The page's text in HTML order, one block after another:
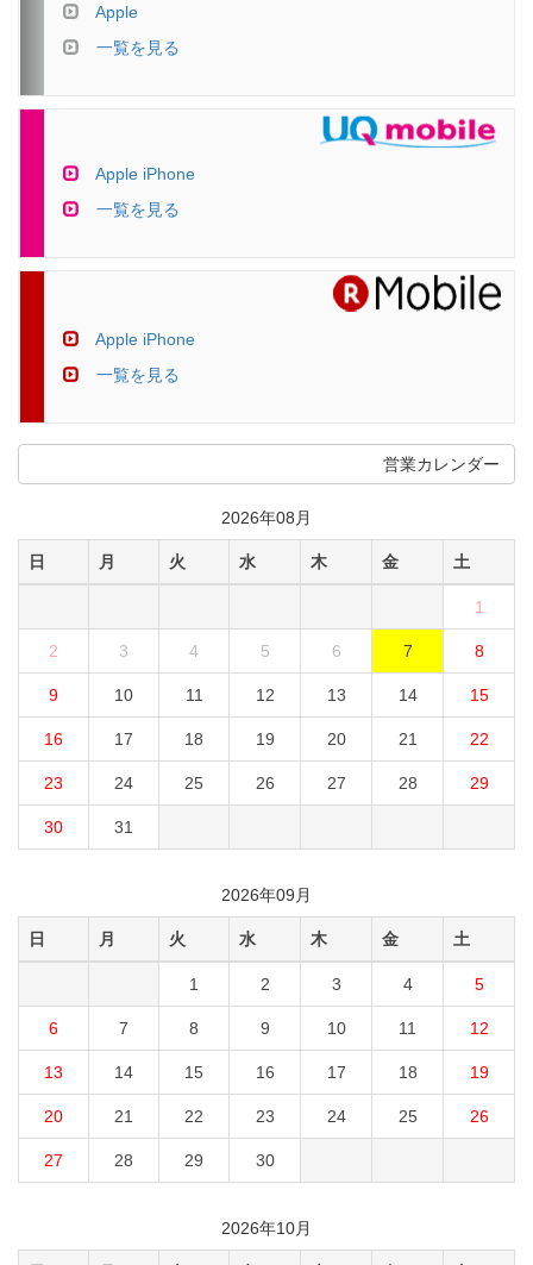
Apple
一覧を見る
Apple iPhone
一覧を見る
Apple iPhone
一覧を見る
営業カレンダー
2026年08月
日 月 火 水 木 金 土
1
2 3 4 5 6 7 8
9 10 11 12 13 14 15
16 17 18 19 20 21 22
23 24 25 26 27 28 29
30 31
2026年09月
日 月 火 水 木 金 土
1 2 3 4 5
6 7 8 9 10 11 12
13 14 15 16 17 18 19
20 21 22 23 24 25 26
27 28 29 30
2026年10月